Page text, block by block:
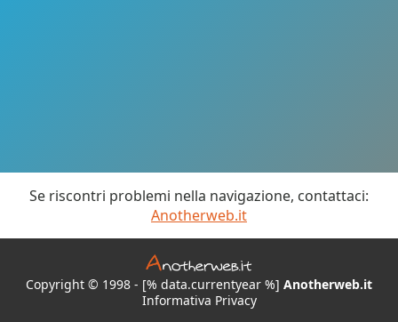
Se riscontri problemi nella navigazione, contattaci:
Anotherweb.it
Copyright © 1998 - [% data.currentyear %] Anotherweb.it
Informativa Privacy